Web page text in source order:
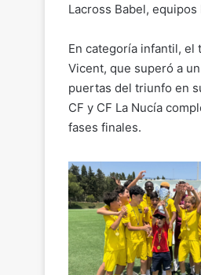
Lacross Babel,
En categoría infantil, el
Vicent, que superó a
puertas del triunfo en
CF y CF La Nucía
fases finales.